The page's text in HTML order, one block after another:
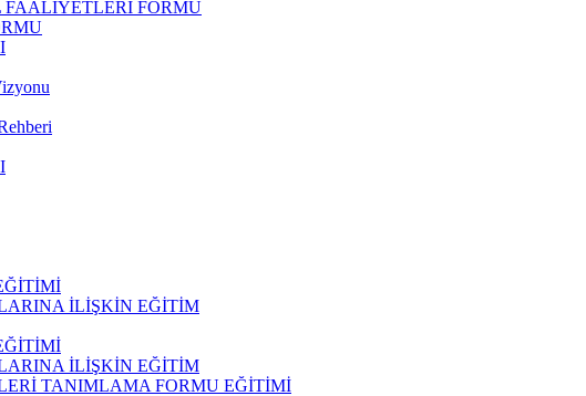
FORMU
İLİŞKİN EĞİTİM
İLİŞKİN EĞİTİM
TANIMLAMA FORMU EĞİTİMİ